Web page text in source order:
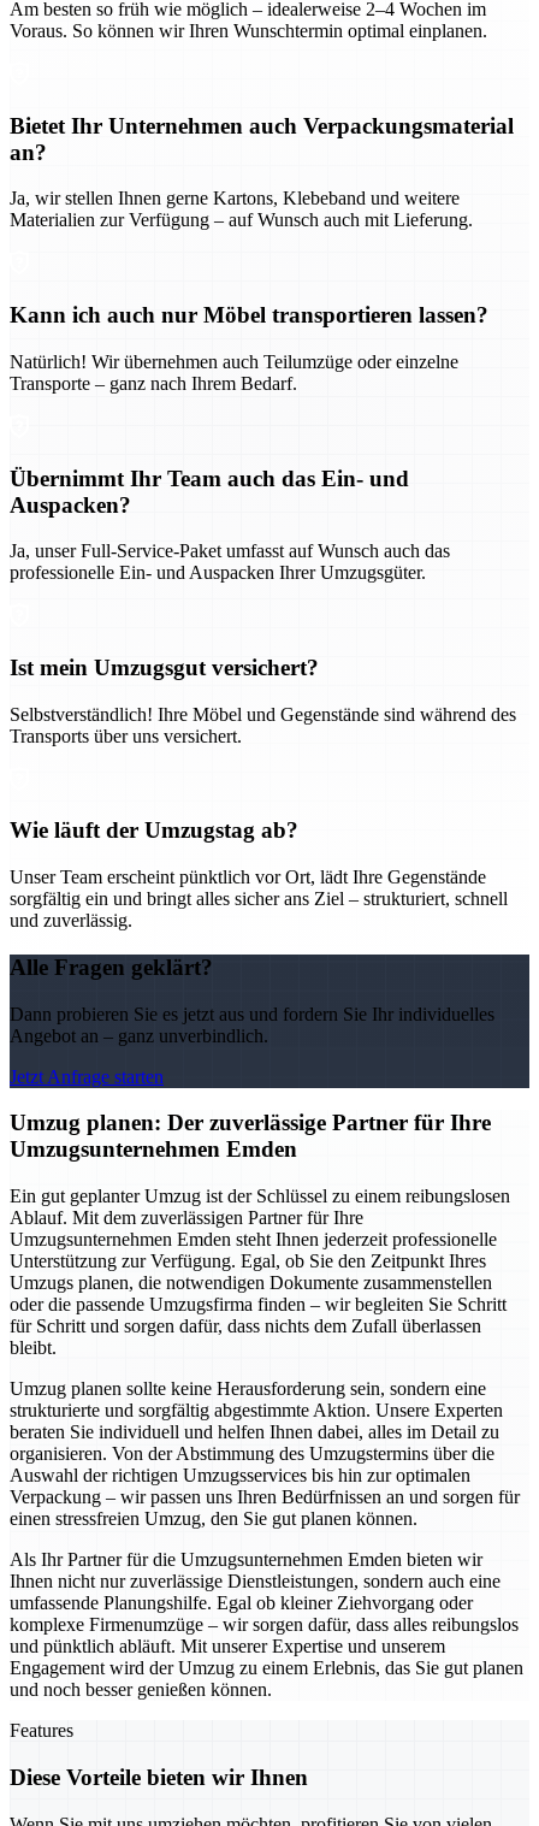
Am besten so früh wie möglich – idealerweise 2–4 Wochen im
Voraus. So können wir Ihren Wunschtermin optimal einplanen.
Bietet Ihr Unternehmen auch Verpackungsmaterial
an?
Ja, wir stellen Ihnen gerne Kartons, Klebeband und weitere
Materialien zur Verfügung – auf Wunsch auch mit Lieferung.
Kann ich auch nur Möbel transportieren lassen?
Natürlich! Wir übernehmen auch Teilumzüge oder einzelne
Transporte – ganz nach Ihrem Bedarf.
Übernimmt Ihr Team auch das Ein- und
Auspacken?
Ja, unser Full-Service-Paket umfasst auf Wunsch auch das
professionelle Ein- und Auspacken Ihrer Umzugsgüter.
Ist mein Umzugsgut versichert?
Selbstverständlich! Ihre Möbel und Gegenstände sind während des
Transports über uns versichert.
Wie läuft der Umzugstag ab?
Unser Team erscheint pünktlich vor Ort, lädt Ihre Gegenstände
sorgfältig ein und bringt alles sicher ans Ziel – strukturiert, schnell
und zuverlässig.
Alle Fragen geklärt?
Dann probieren Sie es jetzt aus und fordern Sie Ihr individuelles
Angebot an – ganz unverbindlich.
Jetzt Anfrage starten
Umzug planen: Der zuverlässige Partner für Ihre
Umzugsunternehmen Emden
Ein gut geplanter Umzug ist der Schlüssel zu einem reibungslosen
Ablauf. Mit dem zuverlässigen Partner für Ihre
Umzugsunternehmen Emden steht Ihnen jederzeit professionelle
Unterstützung zur Verfügung. Egal, ob Sie den Zeitpunkt Ihres
Umzugs planen, die notwendigen Dokumente zusammenstellen
oder die passende Umzugsfirma finden – wir begleiten Sie Schritt
für Schritt und sorgen dafür, dass nichts dem Zufall überlassen
bleibt.
Umzug planen sollte keine Herausforderung sein, sondern eine
strukturierte und sorgfältig abgestimmte Aktion. Unsere Experten
beraten Sie individuell und helfen Ihnen dabei, alles im Detail zu
organisieren. Von der Abstimmung des Umzugstermins über die
Auswahl der richtigen Umzugsservices bis hin zur optimalen
Verpackung – wir passen uns Ihren Bedürfnissen an und sorgen für
einen stressfreien Umzug, den Sie gut planen können.
Als Ihr Partner für die Umzugsunternehmen Emden bieten wir
Ihnen nicht nur zuverlässige Dienstleistungen, sondern auch eine
umfassende Planungshilfe. Egal ob kleiner Ziehvorgang oder
komplexe Firmenumzüge – wir sorgen dafür, dass alles reibungslos
und pünktlich abläuft. Mit unserer Expertise und unserem
Engagement wird der Umzug zu einem Erlebnis, das Sie gut planen
und noch besser genießen können.
Features
Diese Vorteile bieten wir Ihnen